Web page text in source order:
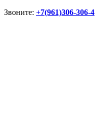
Звоните: +7(961)306-306-4